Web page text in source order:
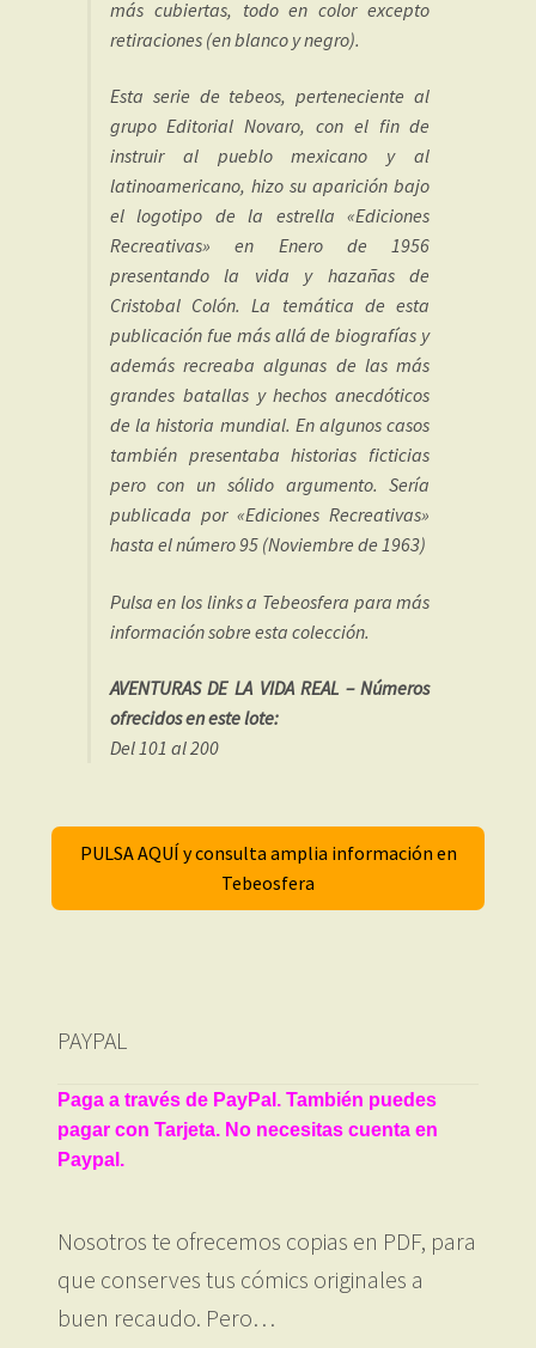
más cubiertas, todo en color excepto
retiraciones (en blanco y negro).
Esta serie de tebeos, perteneciente al
grupo Editorial Novaro, con el fin de
instruir al pueblo mexicano y al
latinoamericano, hizo su aparición bajo
el logotipo de la estrella «Ediciones
Recreativas» en Enero de 1956
presentando la vida y hazañas de
Cristobal Colón. La temática de esta
publicación fue más allá de biografías y
además recreaba algunas de las más
grandes batallas y hechos anecdóticos
de la historia mundial. En algunos casos
también presentaba historias ficticias
pero con un sólido argumento. Sería
publicada por «Ediciones Recreativas»
hasta el número 95 (Noviembre de 1963)
Pulsa en los links a Tebeosfera para más
información sobre esta colección.
AVENTURAS DE LA VIDA REAL – Números
ofrecidos en este lote:
Del 101 al 200
PULSA AQUÍ y consulta amplia información en
Tebeosfera
PAYPAL
Paga a través de PayPal. También puedes
pagar con Tarjeta. No necesitas cuenta en
Paypal.
Nosotros te ofrecemos copias en PDF, para
que conserves tus cómics originales a
buen recaudo. Pero…